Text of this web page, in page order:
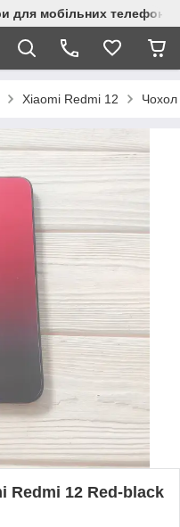
для мобільних телефонів
Xiaomi Redmi 12
Redmi 12 Red-black